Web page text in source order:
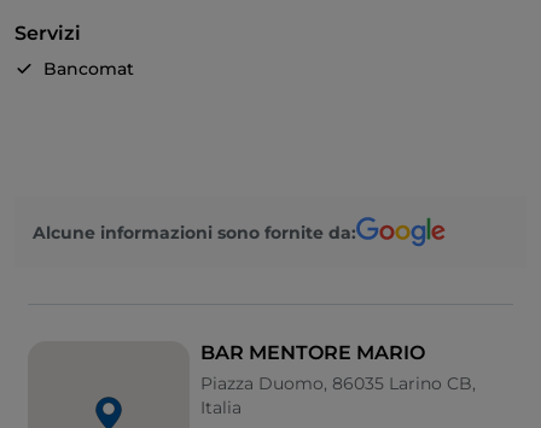
Servizi
Bancomat
Alcune informazioni sono fornite da:
BAR MENTORE MARIO
Piazza Duomo, 86035 Larino CB,
Italia